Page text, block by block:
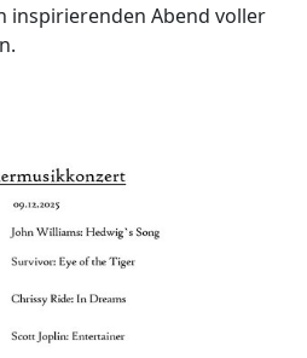
inspirierenden Abend voller